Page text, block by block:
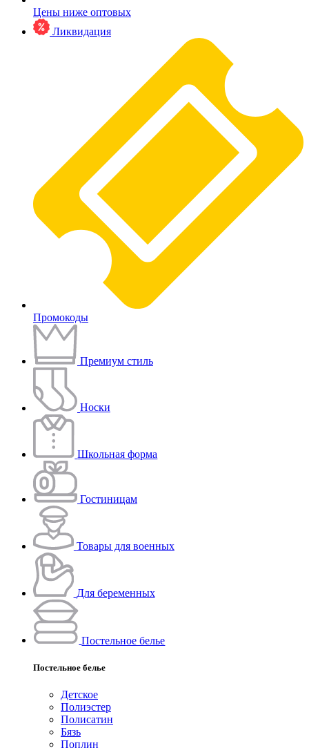
Цены ниже оптовых
Ликвидация
Промокоды
Премиум стиль
Носки
Школьная форма
Гостиницам
Товары для военных
Для беременных
Постельное белье
Постельное белье
Детское
Полиэстeр
Полисатин
Бязь
Поплин